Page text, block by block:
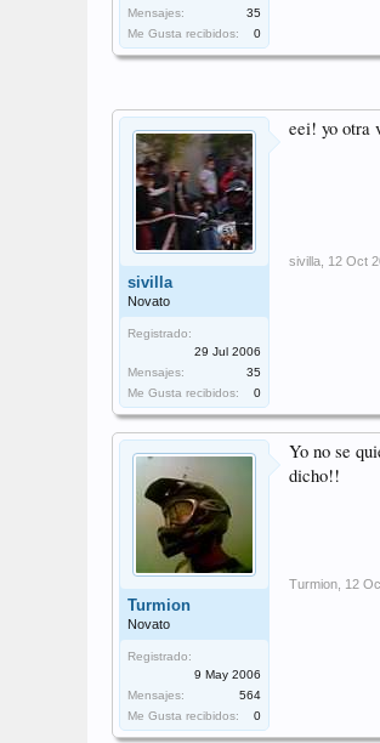
Mensajes:
35
Me Gusta recibidos:
0
sivilla
Novato
Registrado:
29 Jul 2006
Mensajes:
35
Me Gusta recibidos:
0
eei! yo otra
sivilla 12 Oct
Turmion
Novato
Registrado:
9 May 2006
Mensajes:
564
Me Gusta recibidos:
0
Yo no se
dicho!!
Turmion 12